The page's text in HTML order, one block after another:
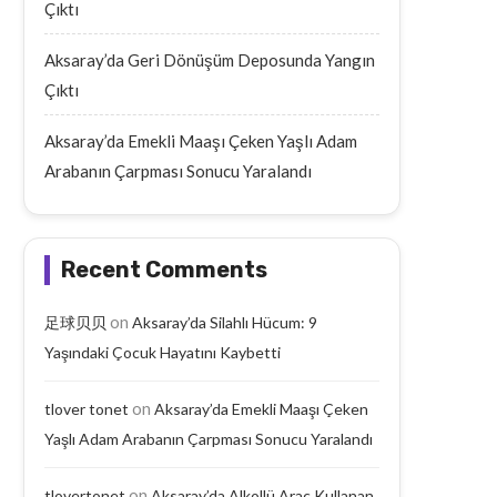
Çıktı
Aksaray’da Geri Dönüşüm Deposunda Yangın
Çıktı
Aksaray’da Emekli Maaşı Çeken Yaşlı Adam
Arabanın Çarpması Sonucu Yaralandı
Recent Comments
足球贝贝 on Aksaray’da Silahlı Hücum: 9
Yaşındaki Çocuk Hayatını Kaybetti
tlover tonet on Aksaray’da Emekli Maaşı Çeken
Yaşlı Adam Arabanın Çarpması Sonucu Yaralandı